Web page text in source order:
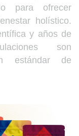
para ofrecer
holístico.
y años de
son
estándar de